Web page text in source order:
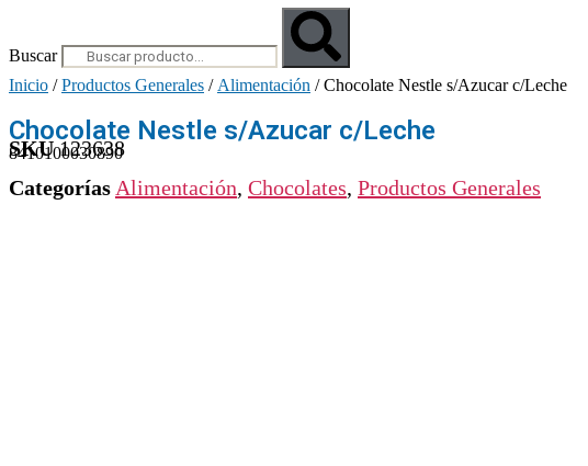
Buscar
Inicio /Productos Generales / Alimentación / Chocolate Nestle s/Azucar c/Leche
Chocolate Nestle s/Azucar c/Leche
8410100030890
SKU123638
Categorías Alimentación, Chocolates, Productos Generales